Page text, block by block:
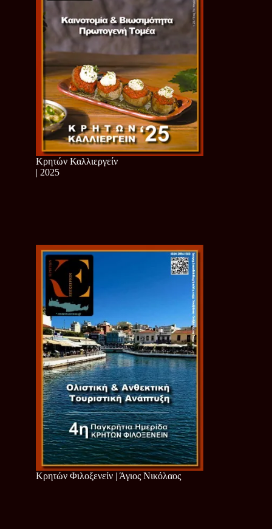
Κρητών Καλλιεργείν
| 2025
Κρητών Φιλοξενείν | Άγιος Νικόλαος